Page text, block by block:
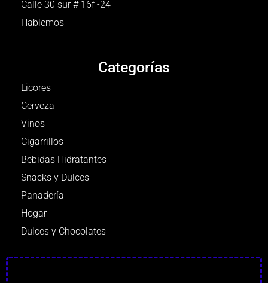
Calle 30 sur # 16f -24
Hablemos
Categorías
Licores
Cerveza
Vinos
Cigarrillos
Bebidas Hidratantes
Snacks y Dulces
Panadería
Hogar
Dulces y Chocolates